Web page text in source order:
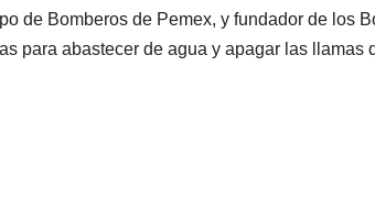
de Bomberos de Pemex, y fundador de los
para abastecer de agua y apagar las llamas